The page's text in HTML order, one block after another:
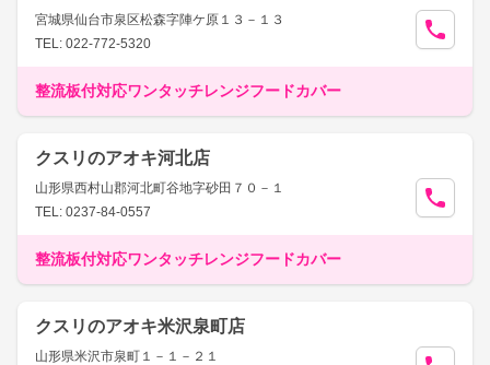
宮城県仙台市泉区松森字陣ケ原１３－１３
TEL: 022-772-5320
整流板付対応ワンタッチレンジフードカバー
クスリのアオキ河北店
山形県西村山郡河北町谷地字砂田７０－１
TEL: 0237-84-0557
整流板付対応ワンタッチレンジフードカバー
クスリのアオキ米沢泉町店
山形県米沢市泉町１－１－２１